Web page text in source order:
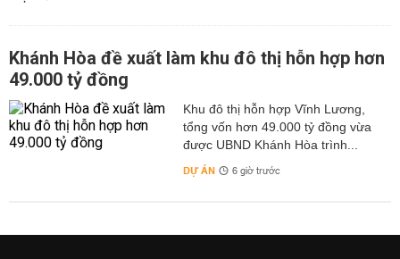
Khánh Hòa đề xuất làm khu đô thị hỗn hợp hơn
49.000 tỷ đồng
Khu đô thị hỗn hợp Vĩnh Lương,
tổng vốn hơn 49.000 tỷ đồng vừa
được UBND Khánh Hòa trình...
DỰ ÁN 6 giờ trước